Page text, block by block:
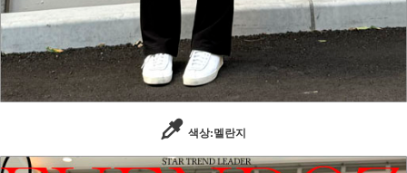
색상:멜란지